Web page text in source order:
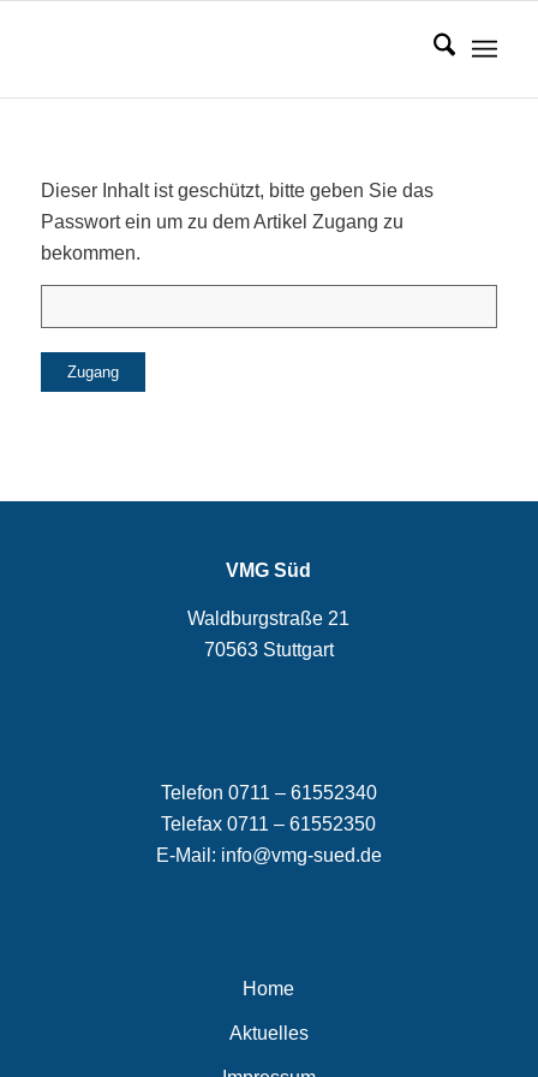
Dieser Inhalt ist geschützt, bitte geben Sie das
Passwort ein um zu dem Artikel Zugang zu
bekommen.
VMG Süd
Waldburgstraße 21
70563 Stuttgart
Telefon 0711 – 61552340
Telefax 0711 – 61552350
E-Mail: info@vmg-sued.de
Home
Aktuelles